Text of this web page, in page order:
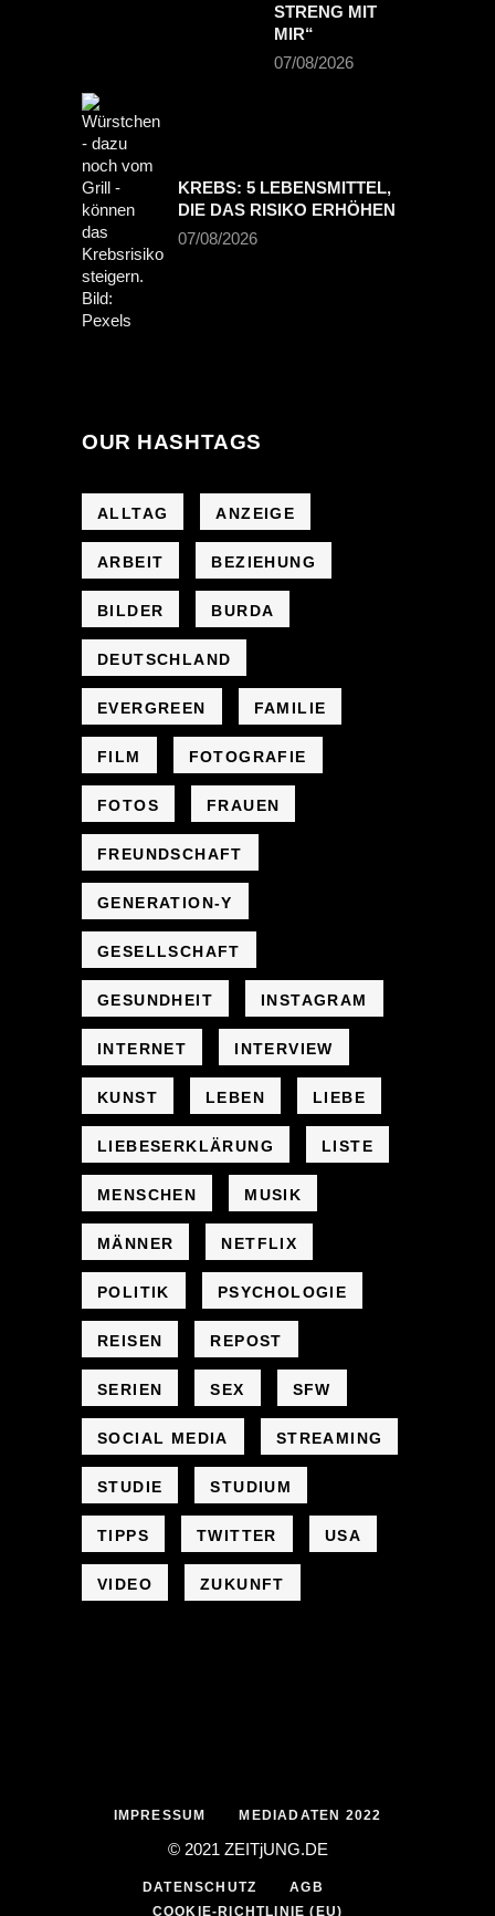
TRENG MIT M
IR“
07/08/2026
KREBS: 5 LEBENSMITTEL,
DIE DAS RISIKO ERHÖHEN
07/08/2026
OUR HASHTAGS
ALLTAG ANZEIGE
ARBEIT BEZIEHUNG
BILDER BURDA
DEUTSCHLAND
EVERGREEN FAMILIE
FILM FOTOGRAFIE
FOTOS FRAUEN
FREUNDSCHAFT
GENERATION-Y
GESELLSCHAFT
GESUNDHEIT INSTAGRAM
INTERNET INTERVIEW
KUNST LEBEN LIEBE
LIEBESERKLÄRUNG LISTE
MENSCHEN MUSIK
MÄNNER NETFLIX
POLITIK PSYCHOLOGIE
REISEN REPOST
SERIEN SEX SFW
SOCIAL MEDIA STREAMING
STUDIE STUDIUM
TIPPS TWITTER USA
VIDEO ZUKUNFT
IMPRESSUM MEDIADATEN 2022
© 2021 ZEITjUNG.DE
DATENSCHUTZ
AGB
COOKIE-RICHTLINIE (EU)